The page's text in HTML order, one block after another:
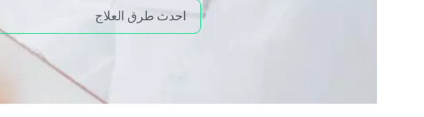
احدث طرق العلاج